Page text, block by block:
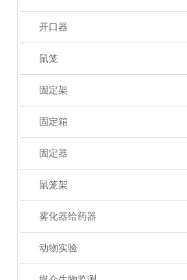
开口器
鼠笼
固定架
固定箱
固定器
鼠笼架
雾化器给药器
动物实验